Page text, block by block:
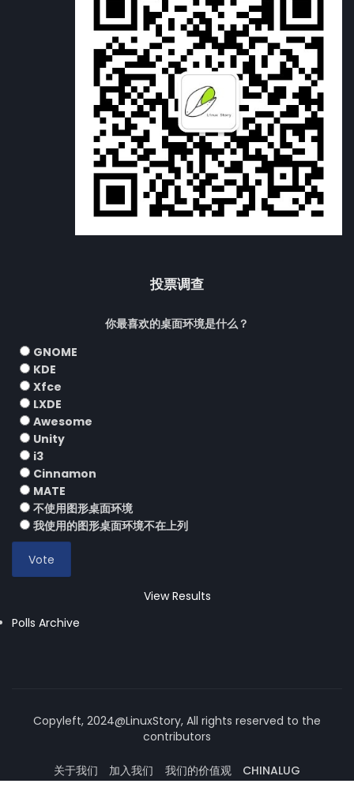
投票调查
你最喜欢的桌面环境是什么？
GNOME
KDE
Xfce
LXDE
Awesome
Unity
i3
Cinnamon
MATE
不使用图形桌面环境
我使用的图形桌面环境不在上列
View Results
Polls Archive
Copyleft, 2024@LinuxStory, All rights reserved to the
contributors
关于我们 加入我们 我们的价值观
CHINALUG